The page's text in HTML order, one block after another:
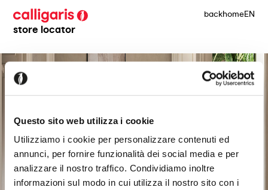
Questo sito web utilizza i cookie
Utilizziamo i cookie per personalizzare contenuti ed
annunci, per fornire funzionalità dei social media e per
analizzare il nostro traffico. Condividiamo inoltre
informazioni sul modo in cui utilizza il nostro sito con i
store locator
backhomeEN